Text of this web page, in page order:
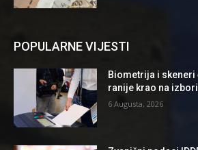
POPULARNE VIJESTI
Biometrija i
ranije krao na
6 Augusta, 2026